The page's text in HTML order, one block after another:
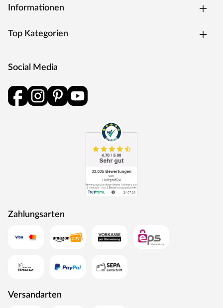
Informationen
Top Kategorien
Social Media
Zahlungsarten
Versandarten